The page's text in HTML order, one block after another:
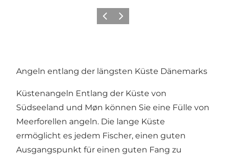
ZurückWeiter
Angeln entlang der längsten Küste Dänemarks
Küstenangeln Entlang der Küste von
Südseeland und Møn können Sie eine Fülle von
Meerforellen angeln. Die lange Küste
ermöglicht es jedem Fischer, einen guten
Ausgangspunkt für einen guten Fang zu